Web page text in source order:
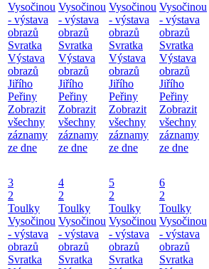
Vysočinou
- výstava
obrazů
Svratka
Výstava
obrazů
Jiřího
Peřiny
Zobrazit
všechny
záznamy
ze dne
Vysočinou
- výstava
obrazů
Svratka
Výstava
obrazů
Jiřího
Peřiny
Zobrazit
všechny
záznamy
ze dne
Vysočinou
- výstava
obrazů
Svratka
Výstava
obrazů
Jiřího
Peřiny
Zobrazit
všechny
záznamy
ze dne
Vysočinou
- výstava
obrazů
Svratka
Výstava
obrazů
Jiřího
Peřiny
Zobrazit
všechny
záznamy
ze dne
3
2
Toulky
Vysočinou
- výstava
obrazů
Svratka
4
2
Toulky
Vysočinou
- výstava
obrazů
Svratka
5
2
Toulky
Vysočinou
- výstava
obrazů
Svratka
6
2
Toulky
Vysočinou
- výstava
obrazů
Svratka